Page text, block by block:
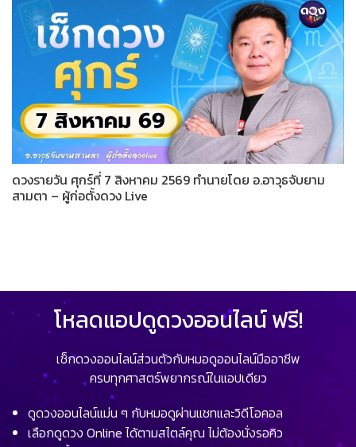
ดวงรายวัน ศุกร์ที่ 7 สิงหาคม 2569 ทำนายโดย อ.อาวุธจับยาม
สามตา – ผู้ก่อตั้งดวง Live
โหลดแอปดูดวงออนไลน์ ฟรี!
เช็กดวงออนไลน์ส่วนตัวกับหมอดูออนไลน์มืออาชีพ
ครบทุกศาสตร์พยากรณ์ในแอปเดียว
ดูดวงออนไลน์แม่น ๆ กับหมอดูผ่านแชทและวิดีโอคอล
เลือกดูดวง Online ได้ตามสไตล์คุณ ไม่ต้องนั่งรอคิว